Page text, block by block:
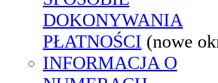
DOKONYWANIA
PŁATNOŚCI (nowe
INFORMACJA O